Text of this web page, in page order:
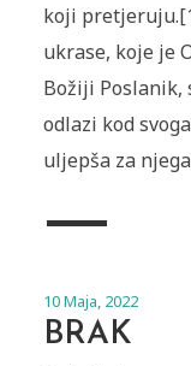
koji
ukrase, koje je
Božiji Poslanik,
odlazi kod
uljepša za
10 Maja, 2022
BRAK